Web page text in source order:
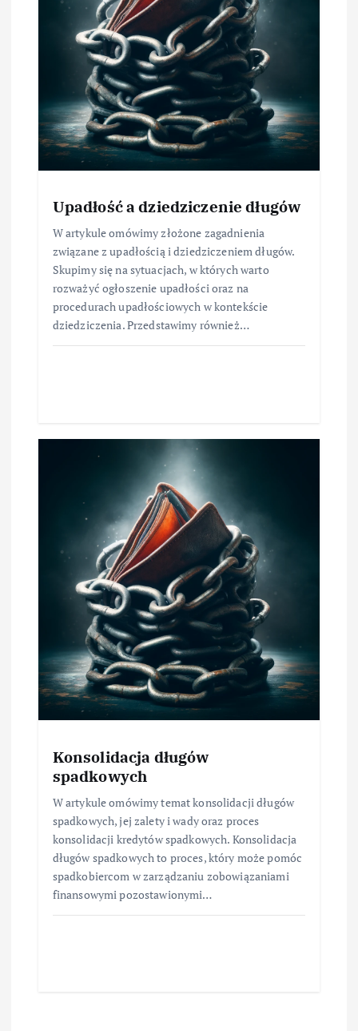
Upadłość a dziedziczenie długów
W artykule omówimy złożone zagadnienia
związane z upadłością i dziedziczeniem długów.
Skupimy się na sytuacjach, w których warto
rozważyć ogłoszenie upadłości oraz na
procedurach upadłościowych w kontekście
dziedziczenia. Przedstawimy również…
Konsolidacja długów
spadkowych
W artykule omówimy temat konsolidacji długów
spadkowych, jej zalety i wady oraz proces
konsolidacji kredytów spadkowych. Konsolidacja
długów spadkowych to proces, który może pomóc
spadkobiercom w zarządzaniu zobowiązaniami
finansowymi pozostawionymi…